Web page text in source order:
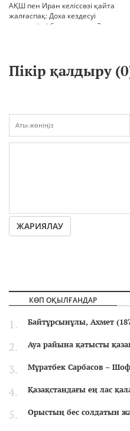
АҚШ пен Иран келіссөзі қайта
жалғаспақ: Доха кездесуі
шиеленісті бәсеңдете ме?
Пікір қалдыру (0
ЖАРИЯЛАУ
КӨП ОҚЫЛҒАНДАР
Байтұрсынұлы, Ахмет
Ауа райына қатысты
Мұратбек Сарбасов –
Қазақстандағы ең лас
Орыстың бес солдатын